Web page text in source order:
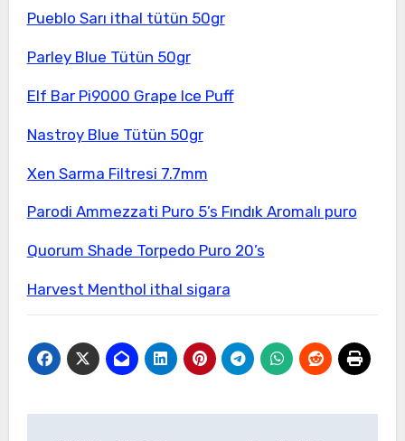
Pueblo Sarı ithal tütün 50gr
Parley Blue Tütün 50gr
Elf Bar Pi9000 Grape Ice Puff
Nastroy Blue Tütün 50gr
Xen Sarma Filtresi 7.7mm
Parodi Ammezzati Puro 5’s Fındık Aromalı puro
Quorum Shade Torpedo Puro 20’s
Harvest Menthol ithal sigara